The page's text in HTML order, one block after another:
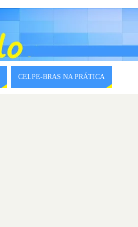
CELPE-BRAS NA PRÁTICA